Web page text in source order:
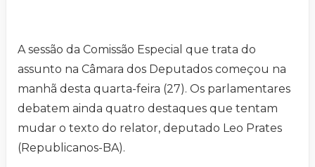
A sessão da Comissão Especial que trata do
assunto na Câmara dos Deputados começou na
manhã desta quarta-feira (27). Os parlamentares
debatem ainda quatro destaques que tentam
mudar o texto do relator, deputado Leo Prates
(Republicanos-BA).